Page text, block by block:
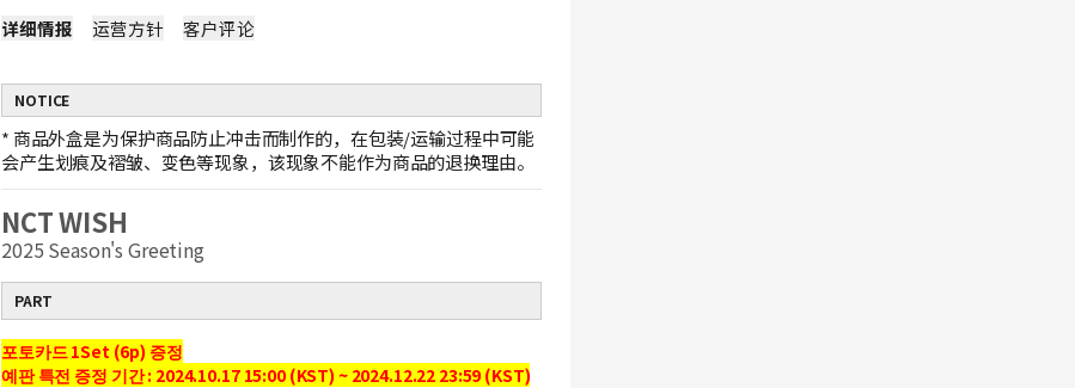
详细情报 运营方针 客户评论
NOTICE
* 商品外盒是为保护商品防止冲击而制作的，在包装/运输过程中可能
会产生划痕及褶皱、变色等现象，该现象不能作为商品的退换理由。
NCT WISH
2025 Season's Greeting
PART
포토카드 1Set (6p) 증정
예판 특전 증정 기간 : 2024.10.17 15:00 (KST) ~ 2024.12.22 23:59 (KST)